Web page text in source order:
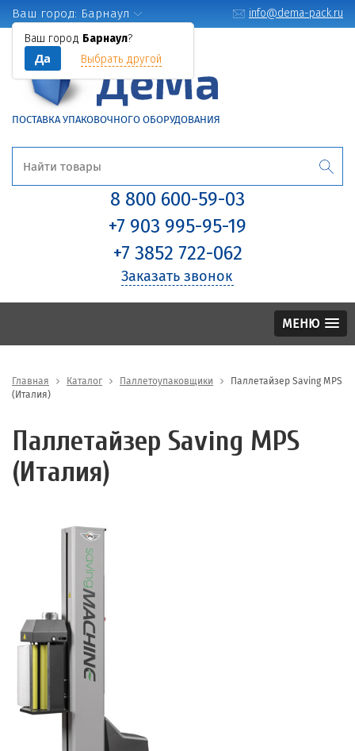
Ваш город: Барнаул
Ваш город Барнаул?
Да Выбрать другой
info@dema-pack.ru
ПОСТАВКА УПАКОВОЧНОГО ОБОРУДОВАНИЯ
8 800 600-59-03
+7 903 995-95-19
+7 3852 722-062
Заказать звонок
МЕНЮ
Главная Каталог Паллетоупаковщики
Паллетайзер Saving MPS
(Италия)
Паллетайзер Saving MPS
(Италия)